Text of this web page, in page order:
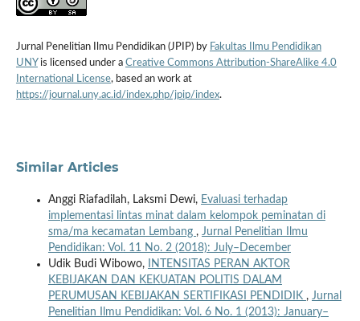
Jurnal Penelitian Ilmu Pendidikan (JPIP) by Fakultas Ilmu Pendidikan
UNYis licensed under a Creative Commons Attribution-ShareAlike 4.0
International License, based an work at
https://journal.uny.ac.id/index.php/jpip/index.
Similar Articles
Anggi Riafadilah, Laksmi Dewi, Evaluasi terhadap
implementasi lintas minat dalam kelompok peminatan di
sma/ma kecamatan Lembang , Jurnal Penelitian Ilmu
Pendidikan: Vol. 11 No. 2 (2018): July–December
Udik Budi Wibowo,
INTENSITAS PERAN AKTOR
KEBIJAKAN DAN KEKUATAN POLITIS DALAM
PERUMUSAN KEBIJAKAN SERTIFIKASI PENDIDIK , Jurnal
Penelitian Ilmu Pendidikan: Vol. 6 No. 1 (2013): January–